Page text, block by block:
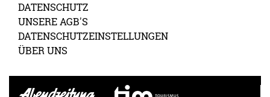
DATENSCHUTZ
UNSERE AGB'S
DATENSCHUTZEINSTELLUNGEN
ÜBER UNS